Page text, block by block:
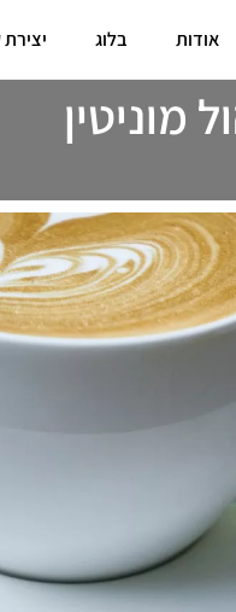
אודות בלוג
מוניטין